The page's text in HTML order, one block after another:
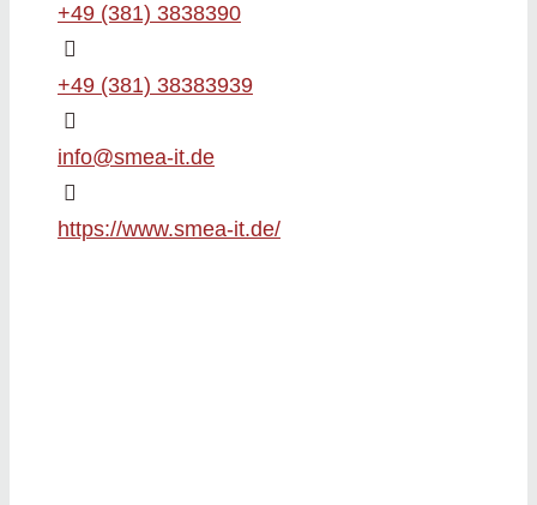
+49 (381) 3838390
+49 (381) 38383939
info@smea-it.de
https://www.smea-it.de/